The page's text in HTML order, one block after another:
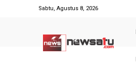
Sabtu, Agustus 8, 2026